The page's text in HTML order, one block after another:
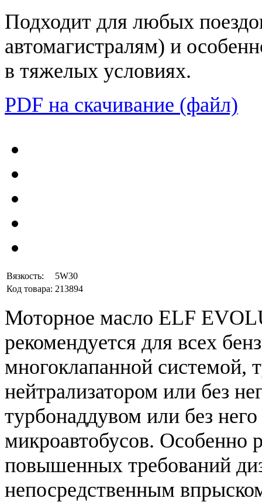
Подходит для любых
автомагистралям) и
в тяжелых условиях.
PDF на скачивание (файл)
Вязкость:
5W30
Код товара: 213894
Моторное масло ELF
рекомендуется для всех
многоклапанной системой,
нейтрализатором или без
турбонаддувом или без
микроавтобусов. Особенно
повышенных требований
непосредственным